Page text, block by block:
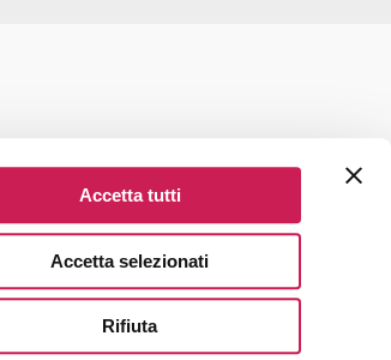
Accetta tutti
Accetta selezionati
Rifiuta